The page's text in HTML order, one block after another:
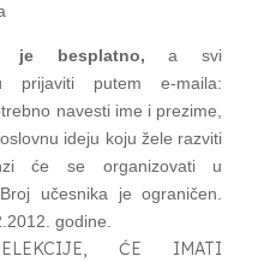
je besplatno, a svi
prijaviti putem e-maila:
navesti ime i prezime,
ideju koju žele razviti
će se organizovati u
učesnika je ograničen.
godine.
ĆE IMATI